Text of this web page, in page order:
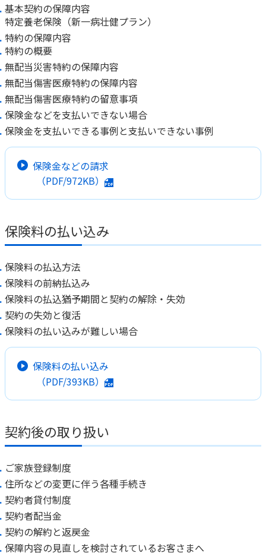
基本契約の保障内容
特定養老保険（新一病壮健プラン）
特約の保障内容
特約の概要
無配当災害特約の保障内容
無配当傷害医療特約の保障内容
無配当傷害医療特約の留意事項
保険金などを支払いできない場合
保険金を支払いできる事例と支払いできない事例
保険金などの請求
（PDF/972KB）
保険料の払い込み
保険料の払込方法
保険料の前納払込み
保険料の払込猶予期間と契約の解除・失効
契約の失効と復活
保険料の払い込みが難しい場合
保険料の払い込み
（PDF/393KB）
契約後の取り扱い
ご家族登録制度
住所などの変更に伴う各種手続き
契約者貸付制度
契約者配当金
契約の解約と返戻金
保障内容の見直しを検討されているお客さまへ